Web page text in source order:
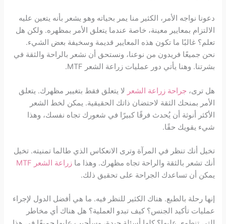
دعونا نواجه الأمر، الكثير منا يمر بحياته وهو يشعر بأنه يتعين عليه
الالتزام بمعايير معينة، خاصة عندما يتعلق الأمر بمظهره. ولكن هل
تعلم؟ غالبًا ما تكون هذه المعايير قديمة وسخيفة بعض الشيء.
نحن جميعًا فريدون من نوعنا، ونستحق أن نشعر بالراحة والثقة في
بشرتنا. وهنا يأتي دور عمليات زراعة الشعر MTF.
هل ترى، جراحة زراعة الشعر لا يتعلق فقط بتغيير مظهرك. يتعلق
الأمر بمنحك الثقة لاحتضان ذاتك الحقيقية. يمكن لخط الشعر
الأكثر أنوثة أن يُحدث فرقًا كبيرًا في شعورك تجاه نفسك، وهذا
شيء يقويك حقًا.
تخيل أنك تنظر في المرآة وترى الانعكاس الذي طالما تمنيته. تخيل
أنك تشعر بالثقة والراحة تجاه مظهرك. وهذا مازراعة الشعر MTF
يمكن أن تساعدك الجراحة على تحقيق ذلك.
إنها رحلة بالطبع. هناك الكثير للنظر فيه. ما هي أفضل الدول لإجراء
عمليات تأكيد الجنس؟ كيف تبدو العملية؟ هل هناك أي مخاطر